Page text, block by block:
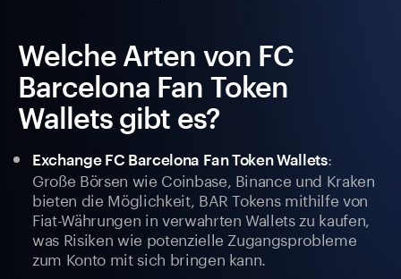
Welche Arten von FC
Barcelona Fan Token
Wallets gibt es?
Exchange FC Barcelona Fan Token Wallets:
Große Börsen wie Coinbase, Binance und Kraken
bieten die Möglichkeit, BAR Tokens mithilfe von
Fiat-Währungen in verwahrten Wallets zu kaufen,
was Risiken wie potenzielle Zugangsprobleme
zum Konto mit sich bringen kann.